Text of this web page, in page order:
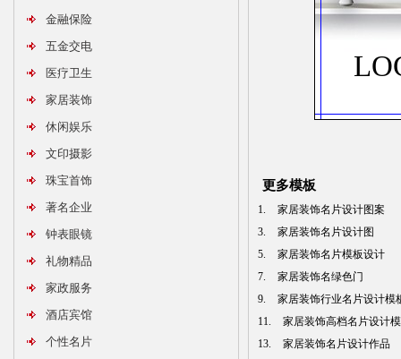
金融保险
五金交电
医疗卫生
家居装饰
休闲娱乐
文印摄影
珠宝首饰
著名企业
钟表眼镜
礼物精品
家政服务
酒店宾馆
个性名片
更多模板
1.
家居装饰名片设计图案
3.
家居装饰名片设计图
5.
家居装饰名片模板设计
7.
家居装饰名绿色门
9.
家居装饰行业名片设计模
11.
家居装饰高档名片设计
13.
家居装饰名片设计作品